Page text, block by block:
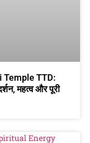
Temple TTD:
महत्व और पूरी